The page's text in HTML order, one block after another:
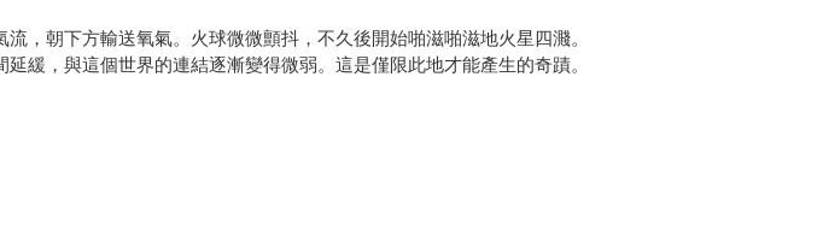
，朝下方輸送氧氣。火球微微顫抖，不久後開始啪滋啪滋地火星四濺。
緩，與這個世界的連結逐漸變得微弱。這是僅限此地才能產生的奇蹟。